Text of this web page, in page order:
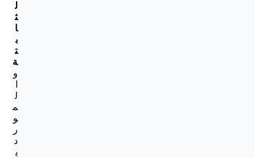
ل
ث
ا
ب
ت
ة
و
ل
م
و
ر
د
ي